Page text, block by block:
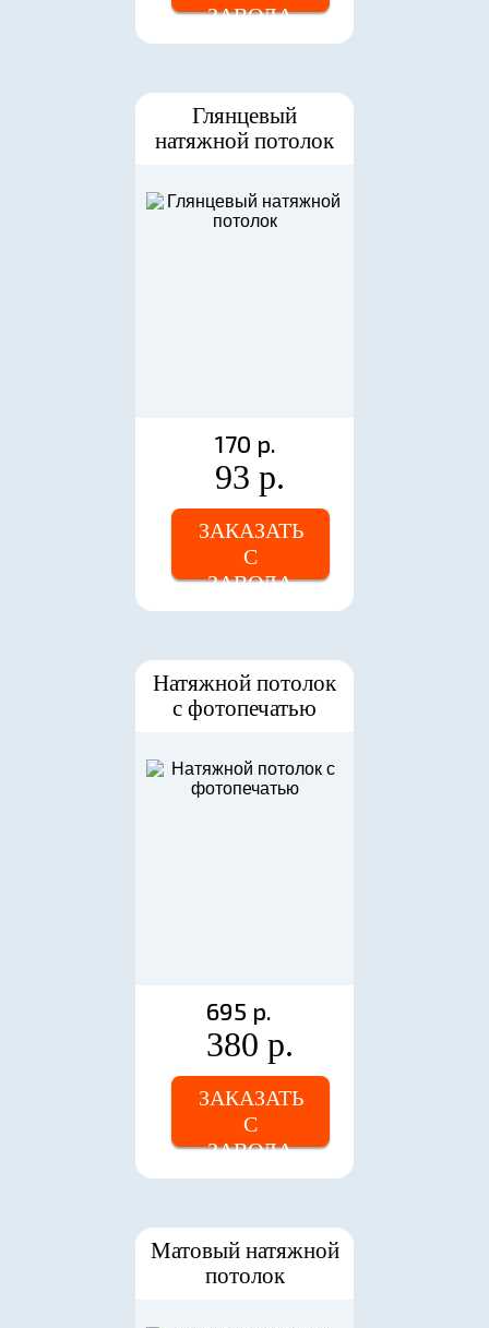
ЗАВОДА
Глянцевый
натяжной потолок
170 р.
93 р.
ЗАКАЗАТЬ
С
ЗАВОДА
Натяжной потолок
с фотопечатью
695 р.
380 р.
ЗАКАЗАТЬ
С
ЗАВОДА
Матовый натяжной
потолок